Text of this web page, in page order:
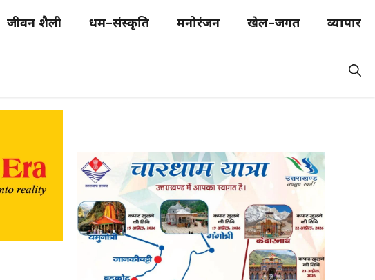
जीवन शैली धर्म–संस्कृति मनोरंजन खेल–जगत व्यापार